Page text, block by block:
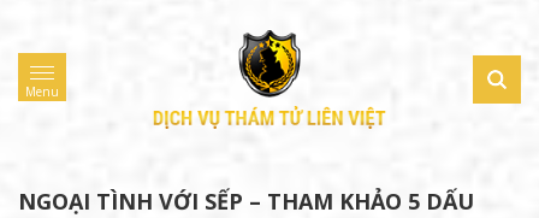
Menu
NGOẠI TÌNH VỚI SẾP – THAM KHẢO 5 DẤU